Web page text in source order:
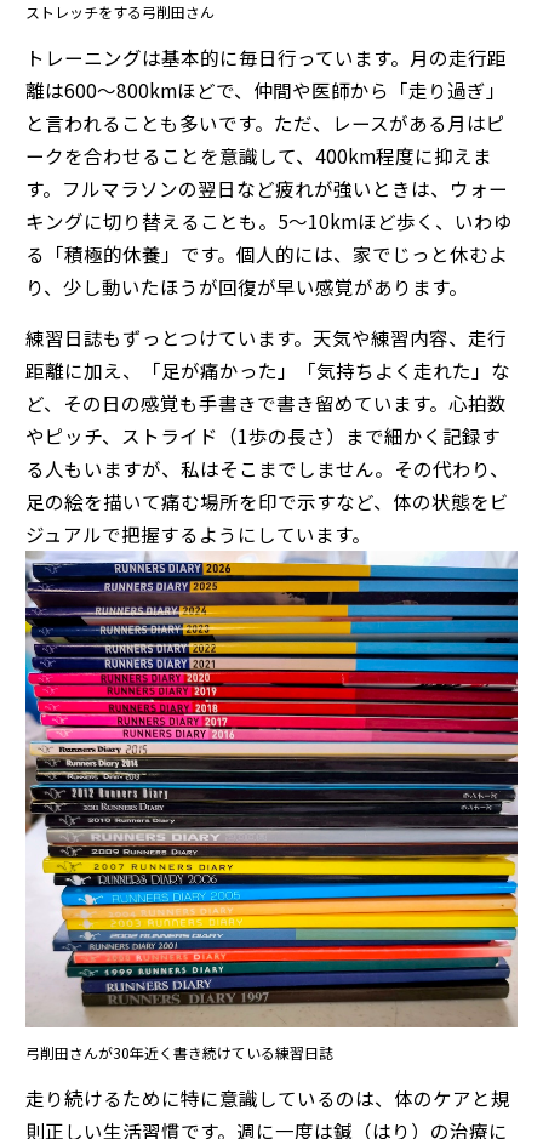
ストレッチをする弓削田さん
トレーニングは基本的に毎日行っています。月の走行距
離は600〜800kmほどで、仲間や医師から「走り過ぎ」
と言われることも多いです。ただ、レースがある月はピ
ークを合わせることを意識して、400km程度に抑えま
す。フルマラソンの翌日など疲れが強いときは、ウォー
キングに切り替えることも。5〜10kmほど歩く、いわゆ
る「積極的休養」です。個人的には、家でじっと休むよ
り、少し動いたほうが回復が早い感覚があります。
練習日誌もずっとつけています。天気や練習内容、走行
距離に加え、「足が痛かった」「気持ちよく走れた」な
ど、その日の感覚も手書きで書き留めています。心拍数
やピッチ、ストライド（1歩の長さ）まで細かく記録す
る人もいますが、私はそこまでしません。その代わり、
足の絵を描いて痛む場所を印で示すなど、体の状態をビ
ジュアルで把握するようにしています。
弓削田さんが30年近く書き続けている練習日誌
走り続けるために特に意識しているのは、体のケアと規
則正しい生活習慣です。週に一度は鍼（はり）の治療に